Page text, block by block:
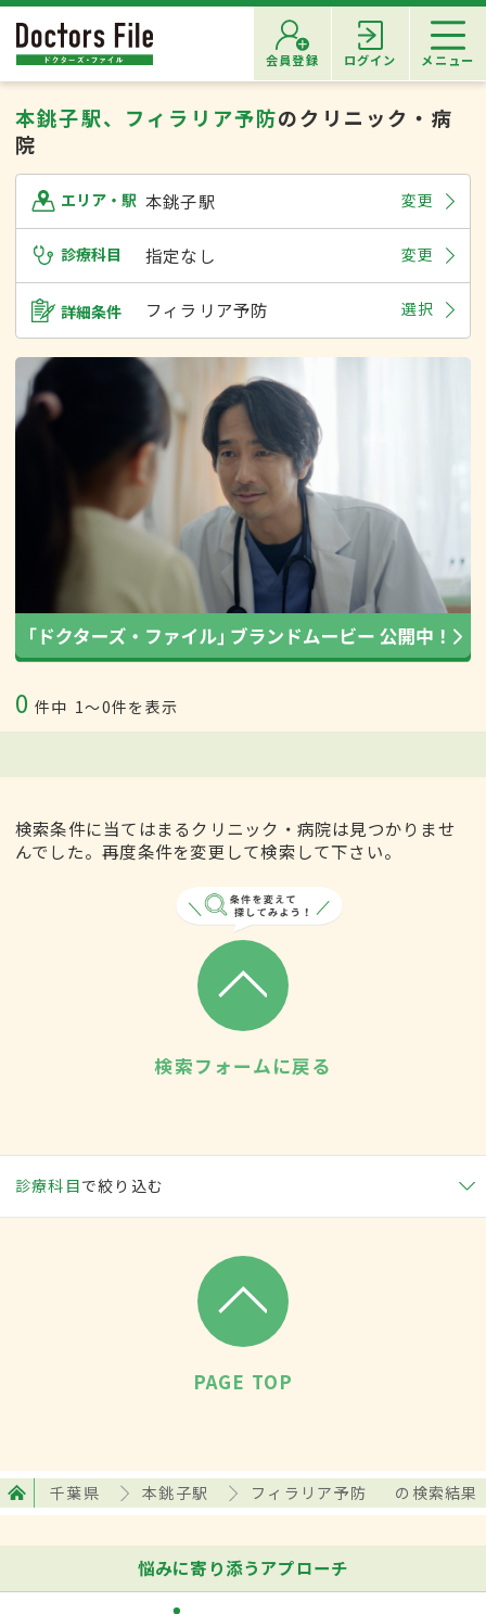
会員登録 ログイン メニュー
本銚子駅、フィラリア予防のクリニック・病
院
エリア・駅 本銚子駅 変更
診療科目 指定なし 変更
詳細条件 フィラリア予防 選択
0 件中 1〜0件を表示
検索条件に当てはまるクリニック・病院は見つかりませ
んでした。再度条件を変更して検索して下さい。
検索フォームに戻る
診療科目で絞り込む
PAGE TOP
千葉県 本銚子駅 フィラリア予防 の検索結果
悩みに寄り添うアプローチ